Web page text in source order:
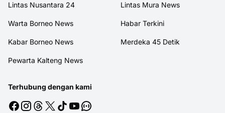
Lintas Nusantara 24 Lintas Mura News
Warta Borneo News Habar Terkini
Kabar Borneo News Merdeka 45 Detik
Pewarta Kalteng News
Terhubung dengan kami